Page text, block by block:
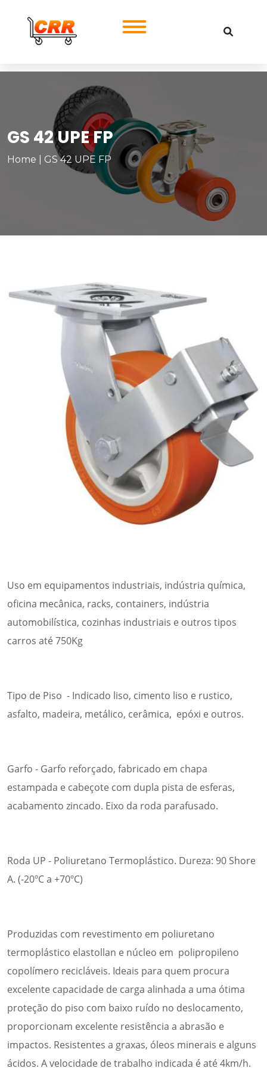
GS 42 UPE FP
Home GS 42 UPE FP
Uso em equipamentos industriais, indústria química,
oficina mecânica, racks, containers, indústria
automobilística, cozinhas industriais e outros tipos
carros até 750Kg
Tipo de Piso - Indicado liso, cimento liso e rustico,
asfalto, madeira, metálico, cerâmica, epóxi e outros.
Garfo - Garfo reforçado, fabricado em chapa
estampada e cabeçote com dupla pista de esferas,
acabamento zincado. Eixo da roda parafusado.
Roda UP - Poliuretano Termoplástico. Dureza: 90 Shore
A. (-20ºC a +70ºC)
Produzidas com revestimento em poliuretano
termoplástico elastollan e núcleo em polipropileno
copolímero recicláveis. Ideais para quem procura
excelente capacidade de carga alinhada a uma ótima
proteção do piso com baixo ruído no deslocamento,
proporcionam excelente resistência a abrasão e
impactos. Resistentes a graxas, óleos minerais e alguns
ácidos. A velocidade de trabalho indicada é até 4km/h.